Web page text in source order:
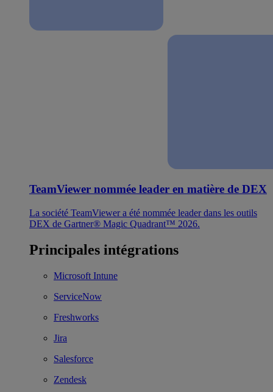
TeamViewer nommée leader en matière de DEX
La société TeamViewer a été nommée leader dans les outils
DEX de Gartner® Magic Quadrant™ 2026.
Principales intégrations
Microsoft Intune
ServiceNow
Freshworks
Jira
Salesforce
Zendesk